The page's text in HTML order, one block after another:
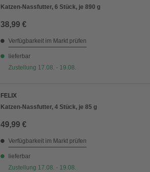
Katzen-Nassfutter, 6 Stück, je 890 g
38,99 €
Verfügbarkeit im Markt prüfen
lieferbar
Zustellung 17.08. - 19.08.
FELIX
Katzen-Nassfutter, 4 Stück, je 85 g
49,99 €
Verfügbarkeit im Markt prüfen
lieferbar
Zustellung 17.08. - 19.08.